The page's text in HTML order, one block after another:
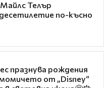
Телър
по-късно
празнува рождения
от „Disney“